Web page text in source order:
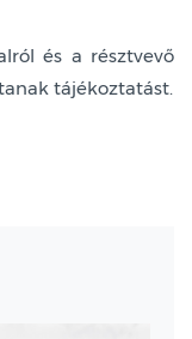
és a résztvevő
tájékoztatást.